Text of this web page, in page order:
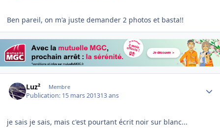
Ben pareil, on m'a juste demander 2 photos et basta!!
Luz² Membre
Publication: 15 mars 201313 ans
je sais je sais, mais c'est pourtant écrit noir sur blanc...